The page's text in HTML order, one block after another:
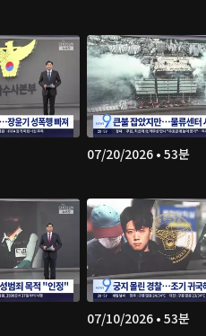
07/20/2026 • 53분
07/10/2026 • 53분